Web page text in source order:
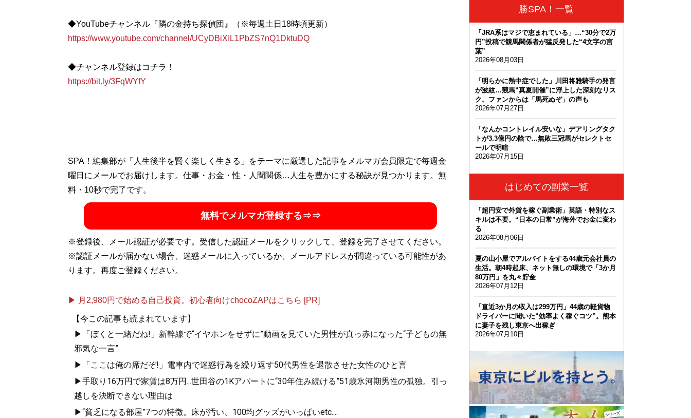
◆YouTubeチャンネル『隣の金持ち探偵団』（※毎週土日18時頃更新）
https://www.youtube.com/channel/UCyDBiXIL1PbZS7nQ1DktuDQ
◆チャンネル登録はコチラ！
https://bit.ly/3FqWYfY
SPA！編集部が「人生後半を賢く楽しく生きる」をテーマに厳選した記事をメルマガ会員限定で毎週金
曜日にメールでお届けします。仕事・お金・性・人間関係…人生を豊かにする秘訣が見つかります。無
料・10秒で完了です。
無料でメルマガ登録する⇒⇒
※登録後、メール認証が必要です。受信した認証メールをクリックして、登録を完了させてください。
※認証メールが届かない場合、迷惑メールに入っているか、メールアドレスが間違っている可能性があ
ります。再度ご登録ください。
▶ 月2,980円で始める自己投資。初心者向けchocoZAPはこちら [PR]
【今この記事も読まれています】
▶「ぼくと一緒だね!」新幹線で“イヤホンをせずに”動画を見ていた男性が真っ赤になった“子どもの無
邪気な一言”
▶「ここは俺の席だぞ!」電車内で迷惑行為を繰り返す50代男性を退散させた女性のひと言
▶手取り16万円で家賃は8万円...世田谷の1Kアパートに“30年住み続ける”51歳氷河期男性の孤独。引っ
越しを決断できない理由は
▶“貧乏になる部屋”7つの特徴。床が汚い、100均グッズがいっぱいetc....
勝SPA！一覧
「JRA系はマジで恵まれている」…“30分で2万
円”投稿で競馬関係者が猛反発した“4文字の言
葉”
2026年08月03日
「明らかに熱中症でした」川田将雅騎手の発言
が波紋…競馬“真夏開催”に浮上した深刻なリス
ク。ファンからは「馬死ぬぞ」の声も
2026年07月27日
「なんかコントレイル安いな」デアリングタク
トが3.3億円の陰で…無敗三冠馬がセレクトセ
ールで明暗
2026年07月15日
はじめての副業一覧
「超円安で外貨を稼ぐ副業術」英語・特別なス
キルは不要。“日本の日常”が海外でお金に変わ
る
2026年08月06日
夏の山小屋でアルバイトをする44歳元会社員の
生活。朝4時起床、ネット無しの環境で「3か月
80万円」を丸々貯金
2026年07月12日
「直近3か月の収入は299万円」44歳の軽貨物
ドライバーに聞いた“効率よく稼ぐコツ”。熊本
に妻子を残し東京へ出稼ぎ
2026年07月10日